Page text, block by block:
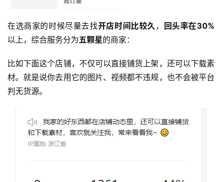
在选商家的时候尽量去找开店时间比较久 ， 回头率在30%
以上，综合服务分为五颗星的商家：
比如下面这个店铺，不仅可以直接铺货上架，还可以下载素
材。就是说你去用它的图片、视频都不违规，也不会被平台
判无货源。